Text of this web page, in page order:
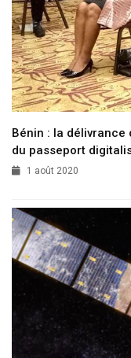
Bénin : la
du passeport
1 août 2020